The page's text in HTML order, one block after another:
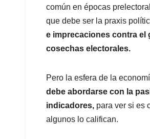
p
p
o
k
I
n
s
común en épocas
que debe ser la praxis
e imprecaciones contra el
cosechas electorales.
Pero la esfera de la
debe abordarse con la
indicadores, para ver si es
algunos lo califican.